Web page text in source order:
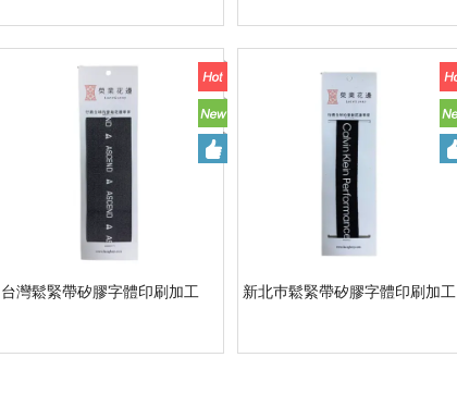
台灣鬆緊帶矽膠字體印刷加工 新北巿鬆緊帶矽膠字體印刷加工